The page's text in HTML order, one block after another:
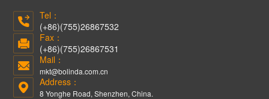
Tel：
(+86)(755)26867532
Fax：
(+86)(755)26867531
Mail：
mkt@bolinda.com.cn
Address：
8 Yonghe Road, Shenzhen, China.